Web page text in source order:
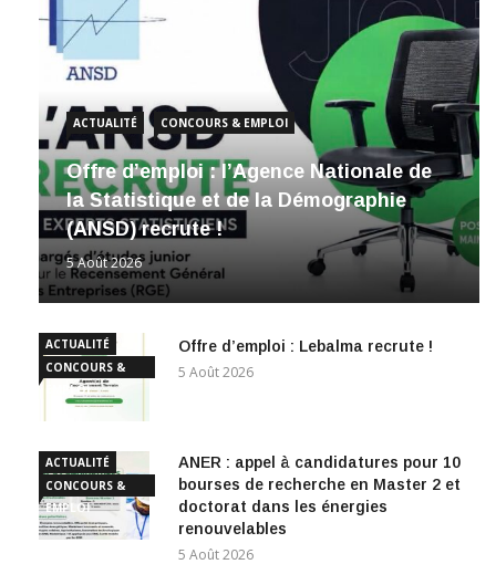
ACTUALITÉ CONCOURS & EMPLOI
Offre d’emploi : l’Agence Nationale de
la Statistique et de la Démographie
(ANSD) recrute !
5 Août 2026
ACTUALITÉ
CONCOURS &
EMPLOI
Offre d’emploi : Lebalma recrute !
5 Août 2026
ACTUALITÉ
CONCOURS &
EMPLOI
ANER : appel à candidatures pour 10
bourses de recherche en Master 2 et
doctorat dans les énergies
renouvelables
5 Août 2026